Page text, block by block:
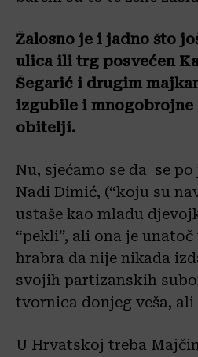
Žalosno je i jadno što
ulica ili trg posvećen
Šegarić i drugim
izgubile i mnogobrojne
obitelji.
Nu, sjećamo se da se
Nadi Dimić, (“koju su
ustaše kao mladu
“pekli”, ali ona je
hrabra da nije nikada
svojih partizanskih
tvornica donjeg veša,
U Hrvatskoj treba